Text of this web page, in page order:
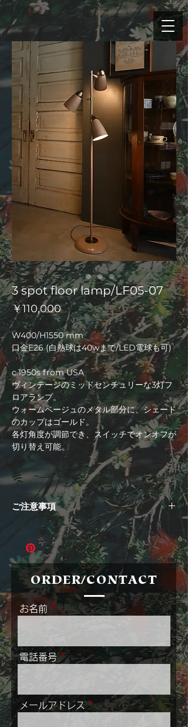
3 spot floor lamp/LF05-07
￥110,000価
格
W400/H1550 mm
口金E26 (白熱球は40wまで/LED電球も可)
c.1950s from USA
ヴィンテージのミッドセンチュリーな3灯フ
ロアランプ。
ウォームベージュのメタル部分に、シェード
のカップはゴールド。
各灯角度が調節でき、スイッチでオンオフが
切り替え可能。
ご注意事項
プライスは全て消費税込です。配送の際は別
途送料がかかります。
お使いのモニター・PC環境等によって色味
が違って見えることをご了承ください。
当店の取り扱い商品は基本的に全て古いもの
です。
写真や文章でお伝えしきれない経年のキズや
特徴などがございます。
ご不明点がありましたら必ずご入金いただく
前にお尋ねください。
ご入金手続き完了後は、お客さまご都合によ
る返品・キャンセルは承りかねます。
お問い合わせ・オーダーはwebからも承っ
ております。
商品名か商品番号を添えて、フォームよりお
問合せくださいませ。
ORDER/CONTACT
お名前
電話番号
メールアドレス